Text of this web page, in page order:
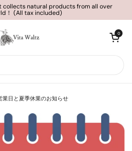
collects natural products from all over
！ (All tax included)
Open cart
0
業日と夏季休業のお知らせ